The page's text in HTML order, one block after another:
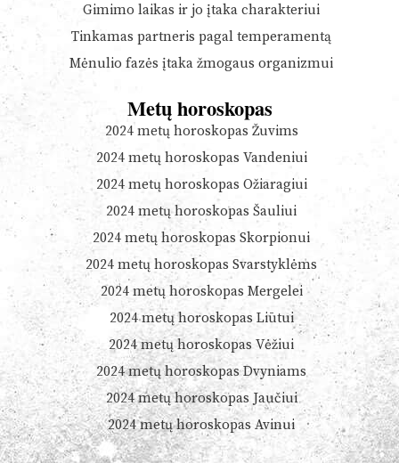
Gimimo laikas ir jo įtaka charakteriui
Tinkamas partneris pagal temperamentą
Mėnulio fazės įtaka žmogaus organizmui
Metų horoskopas
2024 metų horoskopas Žuvims
2024 metų horoskopas Vandeniui
2024 metų horoskopas Ožiaragiui
2024 metų horoskopas Šauliui
2024 metų horoskopas Skorpionui
2024 metų horoskopas Svarstyklėms
2024 metų horoskopas Mergelei
2024 metų horoskopas Liūtui
2024 metų horoskopas Vėžiui
2024 metų horoskopas Dvyniams
2024 metų horoskopas Jaučiui
2024 metų horoskopas Avinui